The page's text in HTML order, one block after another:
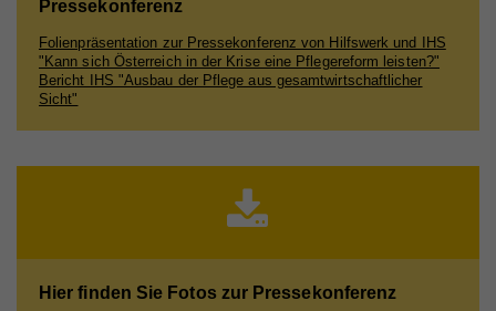
Pressekonferenz
Folienpräsentation zur Pressekonferenz von Hilfswerk und IHS
"Kann sich Österreich in der Krise eine Pflegereform leisten?"
Bericht IHS "Ausbau der Pflege aus gesamtwirtschaftlicher
Sicht"
Hier finden Sie Fotos zur Pressekonferenz
Name _gid
Anbieter Whatchado
Website nutzt, zu generieren.
Name _ga
Laufzeit 1 Tag
Zweck
Registriert eine eindeutige ID, die verwendet wird,